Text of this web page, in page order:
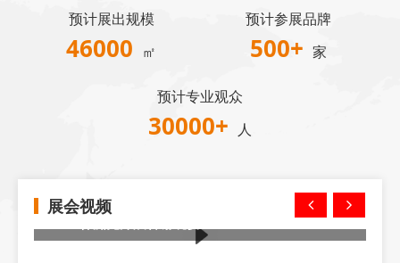
预计展出规模
46000 ㎡
预计参展品牌
500+ 家
预计专业观众
30000+ 人
展会视频